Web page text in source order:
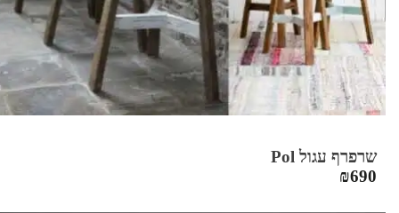
שרפרף עגול Pol
₪690